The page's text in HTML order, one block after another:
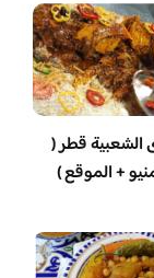
الشعبية قطر (
+ الموقع )